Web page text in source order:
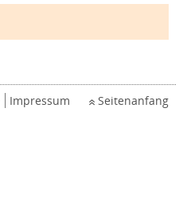
Impressum Seitenanfang